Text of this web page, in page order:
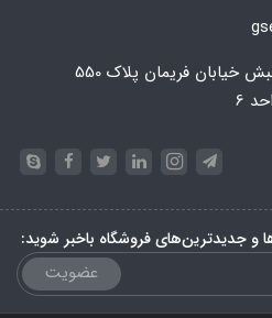
تهران، خیابان طالقانی ، نبش خیابان فریمان پلاک 550
و جدیدترین‌های فروشگاه باخبر شوید:
عضویت